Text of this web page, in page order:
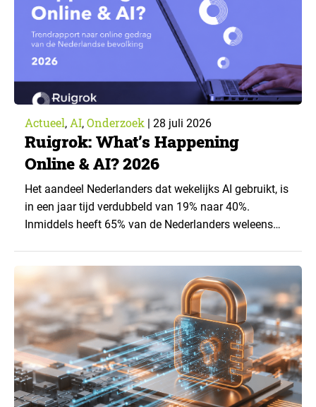
Actueel, AI, Onderzoek | 28 juli 2026
Ruigrok: What’s Happening
Online & AI? 2026
Het aandeel Nederlanders dat wekelijks AI gebruikt, is
in een jaar tijd verdubbeld van 19% naar 40%.
Inmiddels heeft 65% van de Nederlanders weleens
van What’s Happening Online & AI? 2026, het
jaarlijkse trendrapport van Ruigrok onderzoek &
advies over…